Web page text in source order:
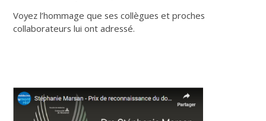
Voyez l’hommage que ses collègues et proches
collaborateurs lui ont adressé.